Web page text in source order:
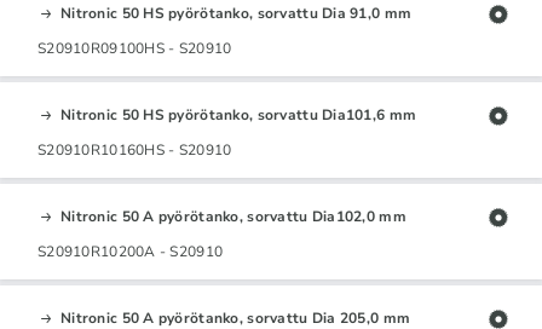
Nitronic 50 HS pyörötanko, sorvattu Dia 91,0 mm
S20910R09100HS - S20910
Nitronic 50 HS pyörötanko, sorvattu Dia101,6 mm
S20910R10160HS - S20910
Nitronic 50 A pyörötanko, sorvattu Dia102,0 mm
S20910R10200A - S20910
Nitronic 50 A pyörötanko, sorvattu Dia 205,0 mm